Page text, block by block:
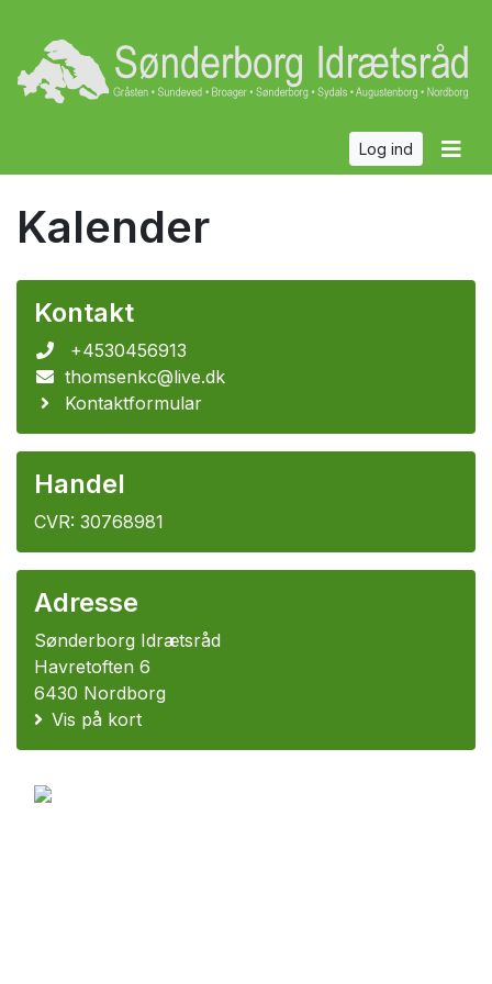
Log ind
Kalender
Kontakt
+4530456913
thomsenkc@live.dk
Kontaktformular
Handel
CVR: 30768981
Adresse
Sønderborg Idrætsråd
Havretoften 6
6430 Nordborg
Vis på kort